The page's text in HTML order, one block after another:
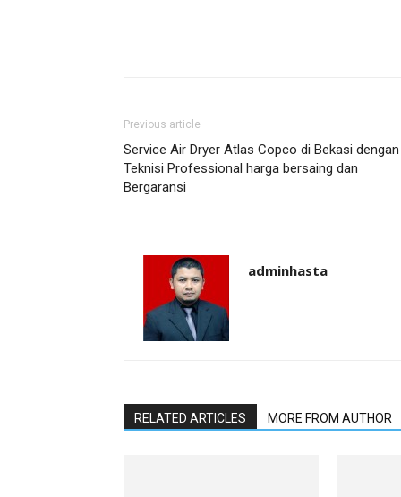
Previous article
Service Air Dryer Atlas Copco di Bekasi dengan
Teknisi Professional harga bersaing dan
Bergaransi
adminhasta
RELATED ARTICLES MORE FROM AUTHOR